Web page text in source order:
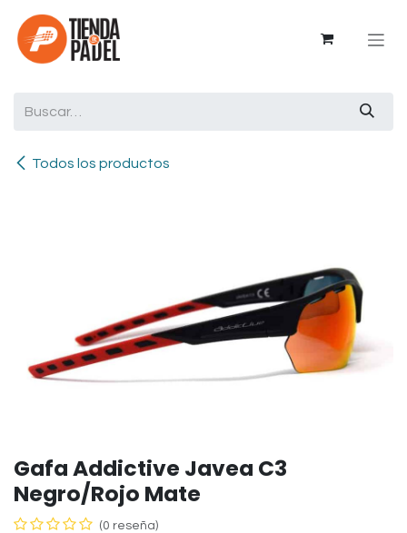
Ir al contenido
Todos los productos
Gafa Addictive Javea C3
Negro/Rojo Mate
(0 reseña)